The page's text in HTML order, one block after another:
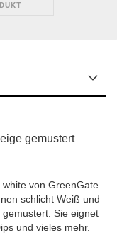
gemustert
von GreenGate
schlicht Weiß und
Sie eignet
und vieles mehr.